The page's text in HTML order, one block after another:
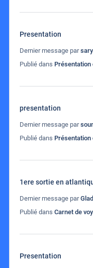
Presentation
Dernier message par
Publié dans Présentation
presentation
Dernier message par
Publié dans Présentation
1ere sortie en
Dernier message par
Publié dans Carnet de
Presentation